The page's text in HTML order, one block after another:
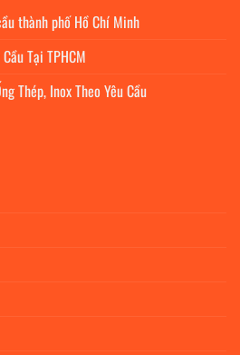
thành phố Hồ Chí Minh
Tại TPHCM
Thép, Inox Theo Yêu Cầu